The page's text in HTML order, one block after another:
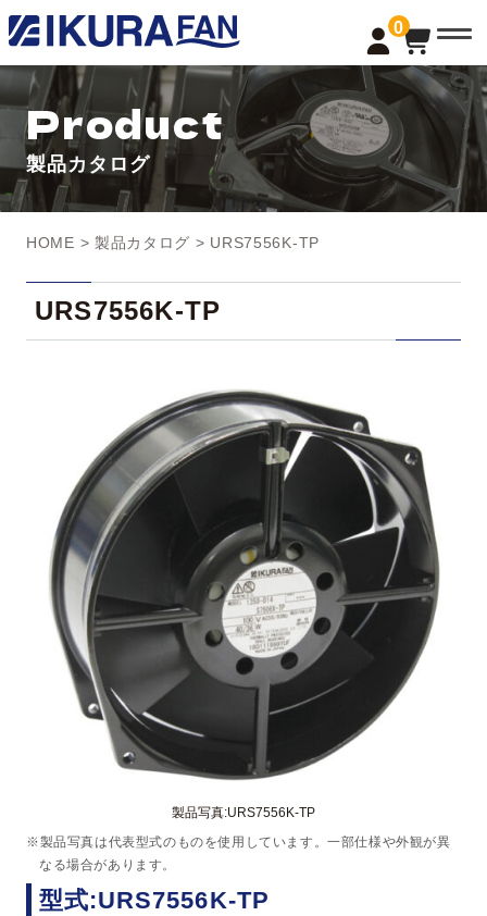
0
t
o
g
l
e
a
v
i
g
a
n
Product
製品カタログ
HOME > 製品カタログ > URS7556K-TP
URS7556K-TP
製品写真:URS7556K-TP
※製品写真は代表型式のものを使用しています。一部仕様や外観が異
なる場合があります。
型式:URS7556K-TP